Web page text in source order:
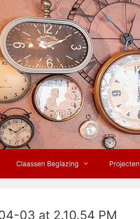
Claassen Beglazing Projecten
03 at 2.10.54 PM